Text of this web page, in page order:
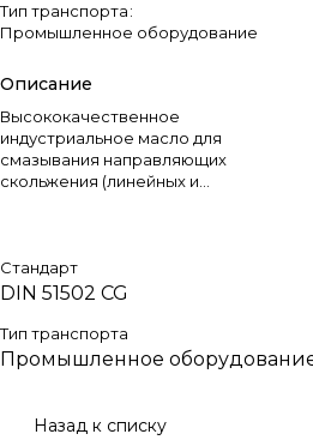
Тип транспорта:
Промышленное оборудование
Описание
Высококачественное
индустриальное масло для
смазывания направляющих
скольжения (линейных и
Стандарт
DIN 51502 CG
Тип транспорта
Промышленное
Назад к списку